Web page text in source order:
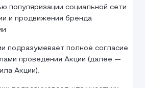
популяризации социальной сети
и продвижения бренда
подразумевает полное согласие
проведения Акции (далее —
Акции).